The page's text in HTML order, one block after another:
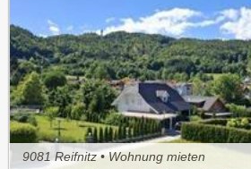
9081 Reifnitz • Wohnung mieten